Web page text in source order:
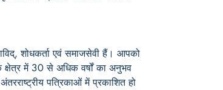
शोधकर्ता एवं समाजसेवी हैं। आपको
क्षेत्र में 30 से अधिक वर्षों का अनुभव
पत्रिकाओं में प्रकाशित हो